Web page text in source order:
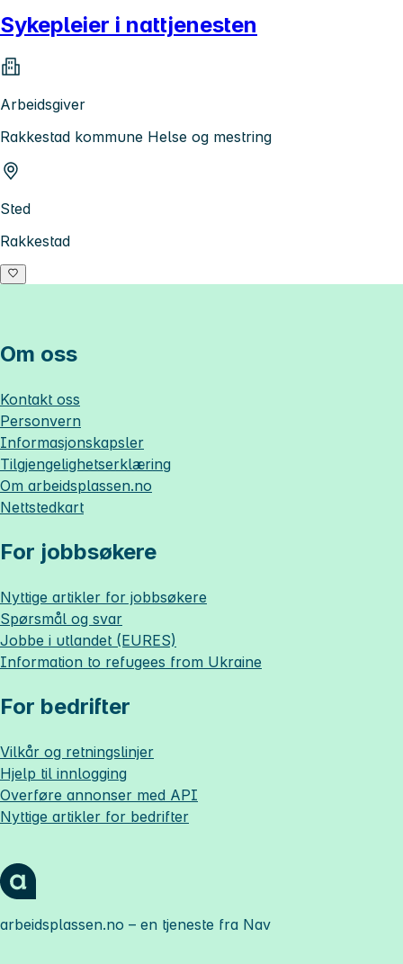
Sykepleier i nattjenesten
Arbeidsgiver
Rakkestad kommune Helse og mestring
Sted
Rakkestad
Om oss
Kontakt oss
Personvern
Informasjonskapsler
Tilgjengelighetserklæring
Om arbeidsplassen.no
Nettstedkart
For jobbsøkere
Nyttige artikler for jobbsøkere
Spørsmål og svar
Jobbe i utlandet (EURES)
Information to refugees from Ukraine
For bedrifter
Vilkår og retningslinjer
Hjelp til innlogging
Overføre annonser med API
Nyttige artikler for bedrifter
arbeidsplassen.no – en tjeneste fra Nav